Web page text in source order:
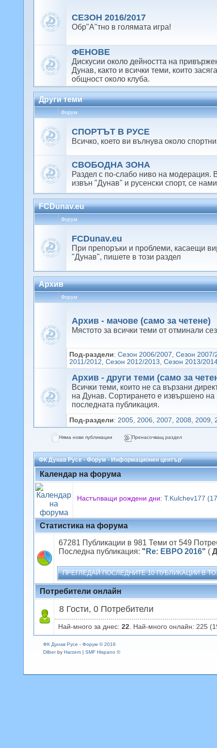
СЕЗОН 2016/2017
Обр"А"тно в голямата игра!
ФЕНОВЕ
Дискусии около дейността на
Дунав, както и всички теми, които
общност около клуба.
Други теми
Форум
СПОРТЪТ В РУСЕ
Всичко, което ви вълнува около
СВОБОДНА ЗОНА
Раздел с по-слабо ниво на модерация.
извън "Дунав" и русенски спорт, се
FCDunav.eu
Форум
FCDunav.eu
При препоръки и проблеми, касаещи
"Дунав", пишете в този раздел
Архив
Форум
Архив - мачове (само за четене)
Мястото за всички теми от отминали
Под-раздели: Сезон 2006/2007, Сезон 2007/
2011/2012, Сезон 2012/2013, Сезон 2013/
Архив - други теми (само за
Всички теми, които не са вързани
на Дунав. Сортирането е извършено на
последната публикация.
Под-раздели: 2005, 2006, 2007, 2008, 2009,
Няма нови публикации Пренасочващ раздел
ФК Дунав Русе - Форум - Информационен център'
Календар на форума
Настъпващи рождени дни: T.Kulchev177
Статистика на форума
67281 Публикации в 981 Теми от 549
Последна публикация: " Re: ЕВРО 2016" (
ПРЕГЛЕДАЙ ПОСЛЕДНИТЕ 10 ПУБЛИКАЦИИ В
Потребители онлайн
8 Гости, 0 Потребители
Най-много за днес: 22. Най-много онлайн: 225
ФК Дунав Русе - Форум © 2016
Dilberby Harzem | SMF Hispano ©